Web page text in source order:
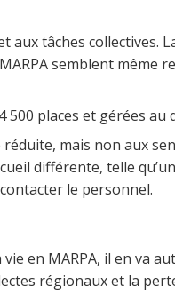
aux tâches
semblent même
places et gérées au
mais non aux
différente, telle
le personnel.
en MARPA, il en va
régionaux et la